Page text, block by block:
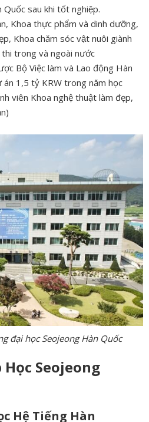
sau khi tốt nghiệp.
Khoa thực phẩm và dinh dưỡng,
Khoa chăm sóc vật nuôi giành
thi trong và ngoài nước
Bộ Việc làm và Lao động Hàn
án 1,5 tỷ KRW trong năm học
viên Khoa nghệ thuật làm đẹp,
đại học Seojeong Hàn Quốc
Seojeong
Hệ Tiếng Hàn